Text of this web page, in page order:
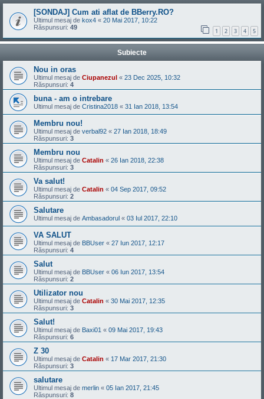
[SONDAJ] Cum ati aflat de BBerry.RO?
Ultimul mesaj de kox4 « 20 Mai 2017, 10:22
Răspunsuri: 49 1 2 3 4 5
Subiecte
Nou in oras
Ultimul mesaj de Ciupanezul « 23 Dec 2025, 10:32
Răspunsuri: 4
buna - am o intrebare
Ultimul mesaj de Cristina2018 « 31 Ian 2018, 13:54
Membru nou!
Ultimul mesaj de verbal92 « 27 Ian 2018, 18:49
Răspunsuri: 3
Membru nou
Ultimul mesaj de Catalin « 26 Ian 2018, 22:38
Răspunsuri: 3
Va salut!
Ultimul mesaj de Catalin « 04 Sep 2017, 09:52
Răspunsuri: 2
Salutare
Ultimul mesaj de Ambasadorul « 03 Iul 2017, 22:10
VA SALUT
Ultimul mesaj de BBUser « 27 Iun 2017, 12:17
Răspunsuri: 4
Salut
Ultimul mesaj de BBUser « 06 Iun 2017, 13:54
Răspunsuri: 2
Utilizator nou
Ultimul mesaj de Catalin « 30 Mai 2017, 12:35
Răspunsuri: 3
Salut!
Ultimul mesaj de Baxi01 « 09 Mai 2017, 19:43
Răspunsuri: 6
Z 30
Ultimul mesaj de Catalin « 17 Mar 2017, 21:30
Răspunsuri: 3
salutare
Ultimul mesaj de merlin « 05 Ian 2017, 21:45
Răspunsuri: 8